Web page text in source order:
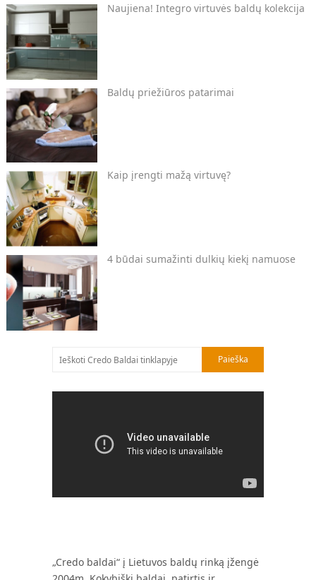
Naujiena! Integro virtuvės baldų kolekcija
Baldų priežiūros patarimai
Kaip įrengti mažą virtuvę?
4 būdai sumažinti dulkių kiekį namuose
„Credo baldai“ į Lietuvos baldų rinką įžengė